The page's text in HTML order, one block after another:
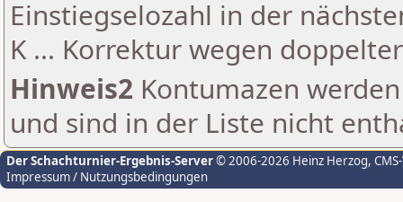
Einstiegselozahl in der
K ... Korrektur wegen
Hinweis2 Kontumazen
und sind in der Liste nicht
Der Schachturnier-Ergebnis-Server© 2006-2026 Heinz Herzog,
Impressum / Nutzungsbedingungen